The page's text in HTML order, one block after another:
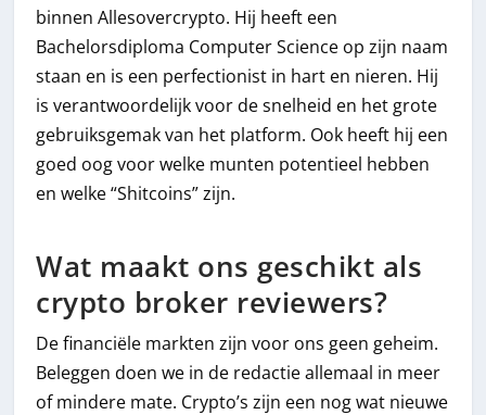
binnen Allesovercrypto. Hij heeft een
Bachelorsdiploma Computer Science op zijn naam
staan en is een perfectionist in hart en nieren. Hij
is verantwoordelijk voor de snelheid en het grote
gebruiksgemak van het platform. Ook heeft hij een
goed oog voor welke munten potentieel hebben
en welke “Shitcoins” zijn.
Wat maakt ons geschikt als
crypto broker reviewers?
De financiële markten zijn voor ons geen geheim.
Beleggen doen we in de redactie allemaal in meer
of mindere mate. Crypto’s zijn een nog wat nieuwe